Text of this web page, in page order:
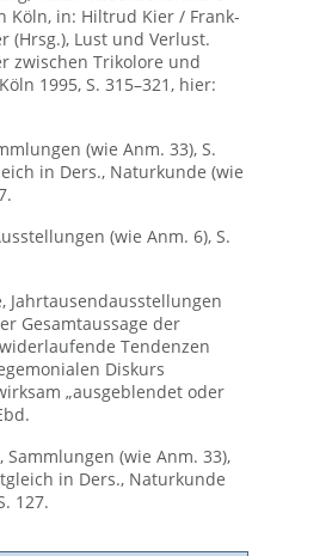
Köln, in: Hiltrud Kier / Frank-
(Hrsg.), Lust und Verlust.
zwischen Trikolore und
1995, S. 315–321, hier:
(wie Anm. 33), S.
in Ders., Naturkunde (wie
(wie Anm. 6), S.
Jahrtausendausstellungen
Gesamtaussage der
Tendenzen
Diskurs
„ausgeblendet oder
Sammlungen (wie Anm. 33),
in Ders., Naturkunde
127.